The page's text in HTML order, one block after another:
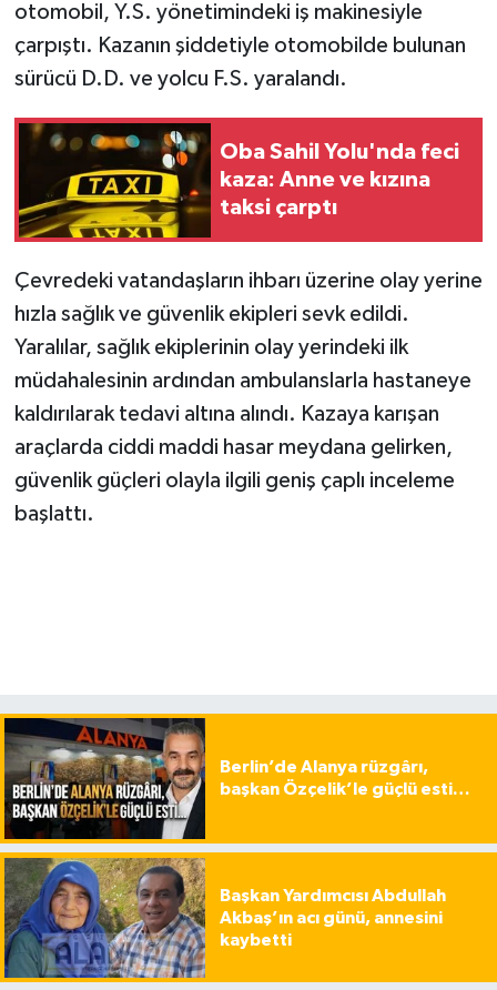
otomobil, Y.S. yönetimindeki iş makinesiyle
çarpıştı. Kazanın şiddetiyle otomobilde bulunan
sürücü D.D. ve yolcu F.S. yaralandı.
Oba Sahil Yolu'nda feci
kaza: Anne ve kızına
taksi çarptı
Çevredeki vatandaşların ihbarı üzerine olay yerine
hızla sağlık ve güvenlik ekipleri sevk edildi.
Yaralılar, sağlık ekiplerinin olay yerindeki ilk
müdahalesinin ardından ambulanslarla hastaneye
kaldırılarak tedavi altına alındı. Kazaya karışan
araçlarda ciddi maddi hasar meydana gelirken,
güvenlik güçleri olayla ilgili geniş çaplı inceleme
başlattı.
Berlin’de Alanya rüzgârı,
başkan Özçelik’le güçlü esti…
Başkan Yardımcısı Abdullah
Akbaş’ın acı günü, annesini
kaybetti